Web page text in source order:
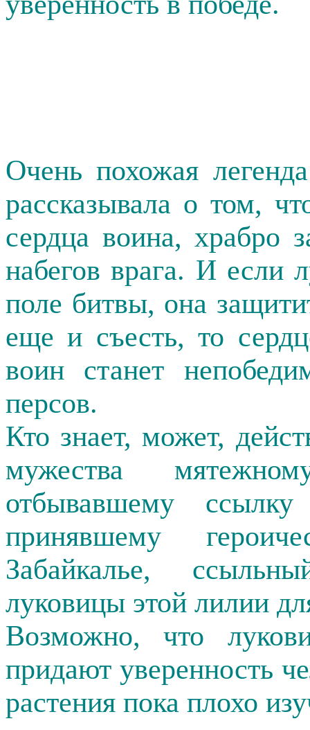
Очень похожая
рассказывала о том,
сердца воина, храбро
набегов врага. И если
поле битвы, она
еще и съесть, то
воин станет
персов.
Кто знает, может,
мужества
отбывавшему
принявшему
Забайкалье,
луковицы этой лилии
Возможно, что
придают уверенность
растения пока плохо